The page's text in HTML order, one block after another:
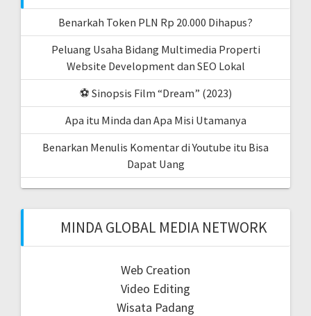
Benarkah Token PLN Rp 20.000 Dihapus?
Peluang Usaha Bidang Multimedia Properti
Website Development dan SEO Lokal
⚽ Sinopsis Film “Dream” (2023)
Apa itu Minda dan Apa Misi Utamanya
Benarkan Menulis Komentar di Youtube itu Bisa
Dapat Uang
MINDA GLOBAL MEDIA NETWORK
Web Creation
Video Editing
Wisata Padang